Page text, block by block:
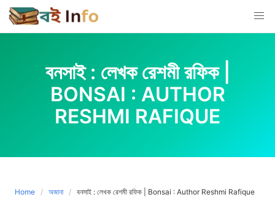
Skip
to
content
বনসাই : লেখক রেশমী রফিক |
BONSAI : AUTHOR
RESHMI RAFIQUE
Home অজানা বনসাই : লেখক রেশমী রফিক | Bonsai : Author Reshmi Rafique